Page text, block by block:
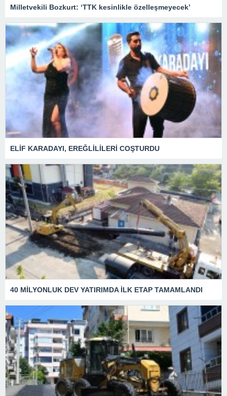
Milletvekili Bozkurt: ‘TTK kesinlikle özelleşmeyecek’
ELİF KARADAYI, EREĞLİLİLERİ COŞTURDU
40 MİLYONLUK DEV YATIRIMDA İLK ETAP TAMAMLANDI